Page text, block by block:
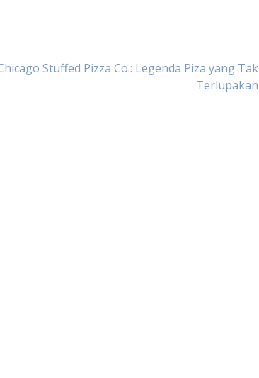
Stuffed Pizza Co.: Legenda Piza yang Tak
Terlupakan